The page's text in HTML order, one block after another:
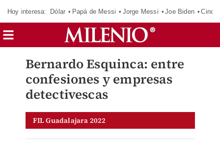
Hoy interesa: Dólar Papá de Messi Jorge Messi Joe Biden
Bernardo Esquinca: entre
confesiones y empresas
detectivescas
FIL Guadalajara 2022